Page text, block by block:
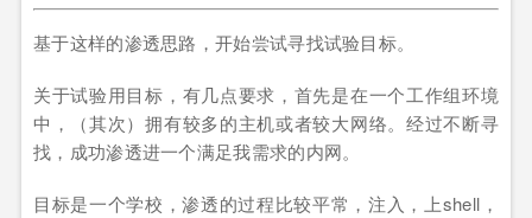
基于这样的渗透思路，开始尝试寻找试验目标。
关于试验用目标，有几点要求，首先是在一个工作组环境
中，（其次）拥有较多的主机或者较大网络。经过不断寻
找，成功渗透进一个满足我需求的内网。
目标是一个学校，渗透的过程比较平常，注入，上shell，